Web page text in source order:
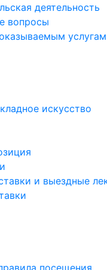
деятельность
вопросы
услугам
искусство
и выездные
посещения